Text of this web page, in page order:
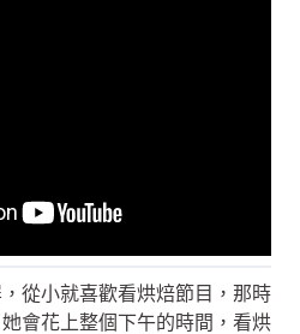
從小就喜歡看烘焙節目，那時
會花上整個下午的時間，看烘